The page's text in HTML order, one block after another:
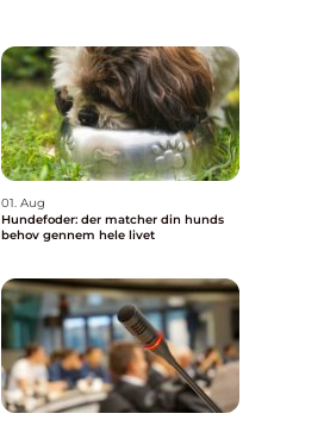
01. Aug
Hundefoder: der matcher din hunds
behov gennem hele livet